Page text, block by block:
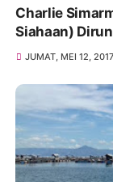
Charlie
Siahaan)
JUMAT, MEI 12, 2017